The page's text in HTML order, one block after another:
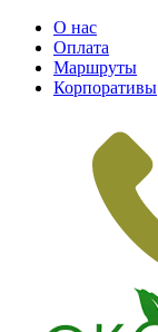
О нас
Оплата
Маршруты
Корпоративы